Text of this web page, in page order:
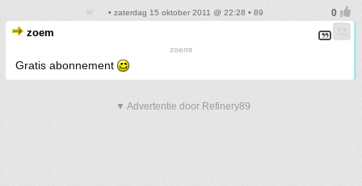
• zaterdag 15 oktober 2011 @ 22:28 • 89
zoem
zoemt
Gratis abonnement
▼ Advertentie door Refinery89